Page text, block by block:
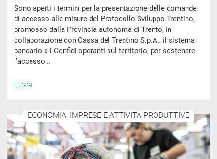
Sono aperti i termini per la presentazione delle domande
di accesso alle misure del Protocollo Sviluppo Trentino,
promosso dalla Provincia autonoma di Trento, in
collaborazione con Cassa del Trentino S.p.A., il sistema
bancario e i Confidi operanti sul territorio, per sostenere
l’accesso...
LEGGI
ECONOMIA, IMPRESE E ATTIVITÀ PRODUTTIVE